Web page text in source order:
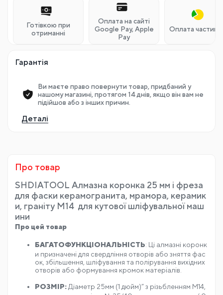
Готівкою при
отриманні
Оплата на сайті
Google Pay, Apple
Pay
Оплата
Гарантія
Ви маєте право повернути товар, придбаний у
нашому магазині, протягом 14 днів, якщо він вам не
підійшов або з інших причин.
Деталі
Про товар
SHDIATOOL Алмазна коронка 25 мм і фреза
для фаски керамогранита, мрамора, керамик
и, граніту М14 для кутової шліфувальної маш
ини
Про цей товар
БАГАТОФУНКЦІОНАЛЬНІСТЬ: Ці алмазні коронк
и призначені для свердління отворів або зняття фас
ок, збільшення, шліфування та полірування вихідних
отворів або формування кромок матеріалів.
РОЗМІР: Діаметр 25мм (1 дюйм)” з різьбленням М14,